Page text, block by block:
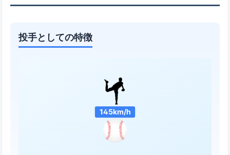
投手としての特徴
145km/h